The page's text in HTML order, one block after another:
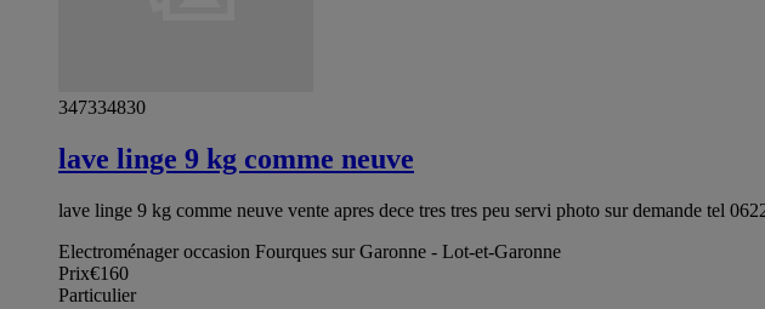
347334830
lave linge 9 kg comme neuve
lave linge 9 kg comme neuve vente apres dece tres tres peu servi photo sur demande tel
Electroménager occasion Fourques sur Garonne - Lot-et-Garonne
Prix€160
Particulier